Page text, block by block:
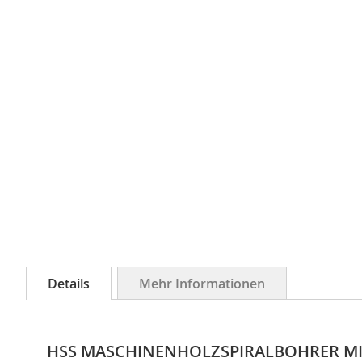
Details
HSS MASCHINENHOLZSPIRALBOHRER
Mehr Informationen